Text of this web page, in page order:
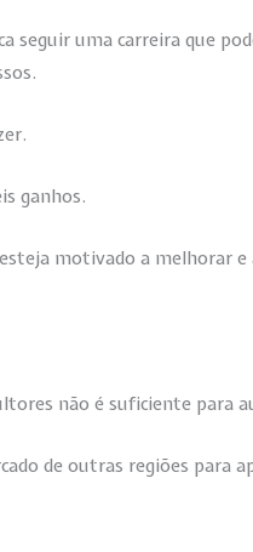
seguir uma carreira que
ganhos.
motivado a melhorar
não é suficiente para
de outras regiões para